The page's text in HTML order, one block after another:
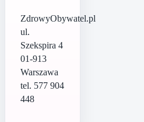
ZdrowyObywatel.pl
ul.
Szekspira 4
01-913
Warszawa
tel. 577 904
448